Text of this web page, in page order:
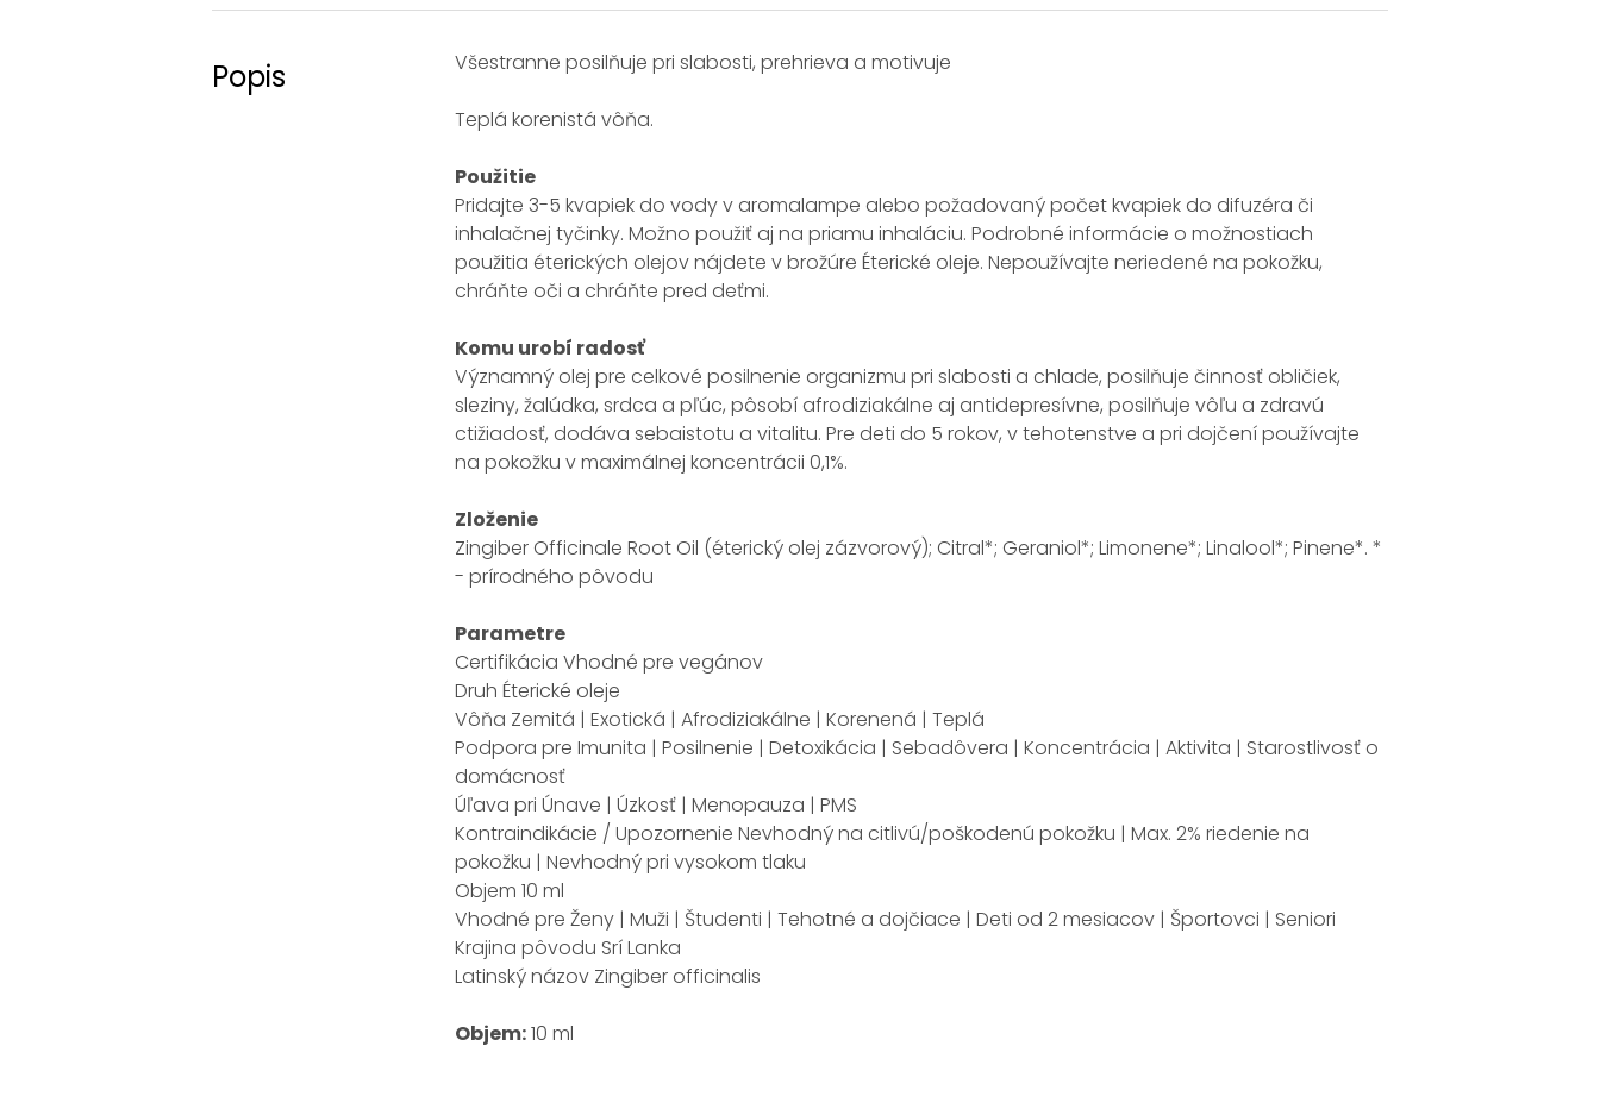
Popis Všestranne posilňuje pri slabosti, prehrieva a motivuje
Teplá korenistá vôňa.
Použitie
Pridajte 3-5 kvapiek do vody v aromalampe alebo požadovaný počet kvapiek do difuzéra či
inhalačnej tyčinky. Možno použiť aj na priamu inhaláciu. Podrobné informácie o možnostiach
použitia éterických olejov nájdete v brožúre Éterické oleje. Nepoužívajte neriedené na pokožku,
chráňte oči a chráňte pred deťmi.
Komu urobí radosť
Významný olej pre celkové posilnenie organizmu pri slabosti a chlade, posilňuje činnosť obličiek,
sleziny, žalúdka, srdca a pľúc, pôsobí afrodiziakálne aj antidepresívne, posilňuje vôľu a zdravú
ctižiadosť, dodáva sebaistotu a vitalitu. Pre deti do 5 rokov, v tehotenstve a pri dojčení používajte
na pokožku v maximálnej koncentrácii 0,1%.
Zloženie
Zingiber Officinale Root Oil (éterický olej zázvorový); Citral*; Geraniol*; Limonene*; Linalool*; Pinene*. *
- prírodného pôvodu
Parametre
Certifikácia Vhodné pre vegánov
Druh Éterické oleje
Vôňa Zemitá | Exotická | Afrodiziakálne | Korenená | Teplá
Podpora pre Imunita | Posilnenie | Detoxikácia | Sebadôvera | Koncentrácia | Aktivita | Starostlivosť o
domácnosť
Úľava pri Únave | Úzkosť | Menopauza | PMS
Kontraindikácie / Upozornenie Nevhodný na citlivú/poškodenú pokožku | Max. 2% riedenie na
pokožku | Nevhodný pri vysokom tlaku
Objem 10 ml
Vhodné pre Ženy | Muži | Študenti | Tehotné a dojčiace | Deti od 2 mesiacov | Športovci | Seniori
Krajina pôvodu Srí Lanka
Latinský názov Zingiber officinalis
Objem:10 ml